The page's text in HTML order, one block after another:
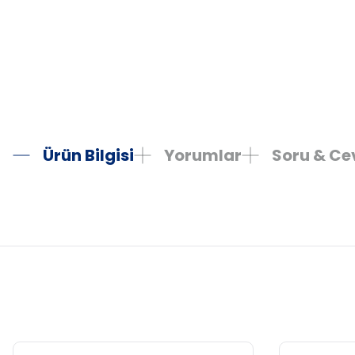
Ürün Bilgisi Yorumlar Soru &